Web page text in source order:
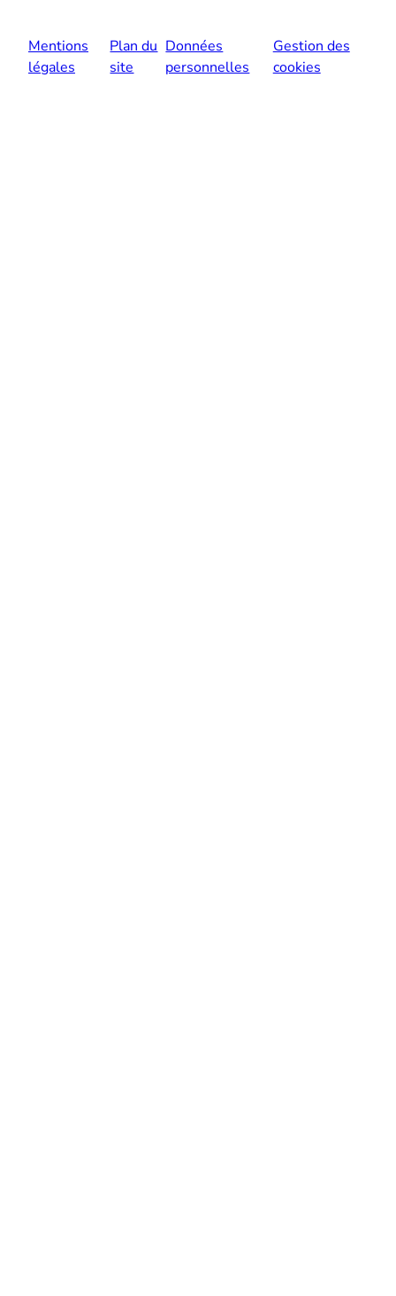
Mentions
légales
Plan du
site
Données
personnelles
Gestion des
cookies